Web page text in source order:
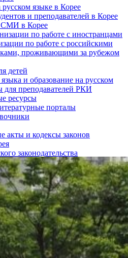
языке в Корее
и преподавателей в Корее
СМИ в Корее
по работе с иностранцами
по работе с российскими
проживающими за рубежом
детей
и образование на русском
для преподавателей РКИ
ресурсы
порталы
акты и кодексы законов
законодательства
о Корее